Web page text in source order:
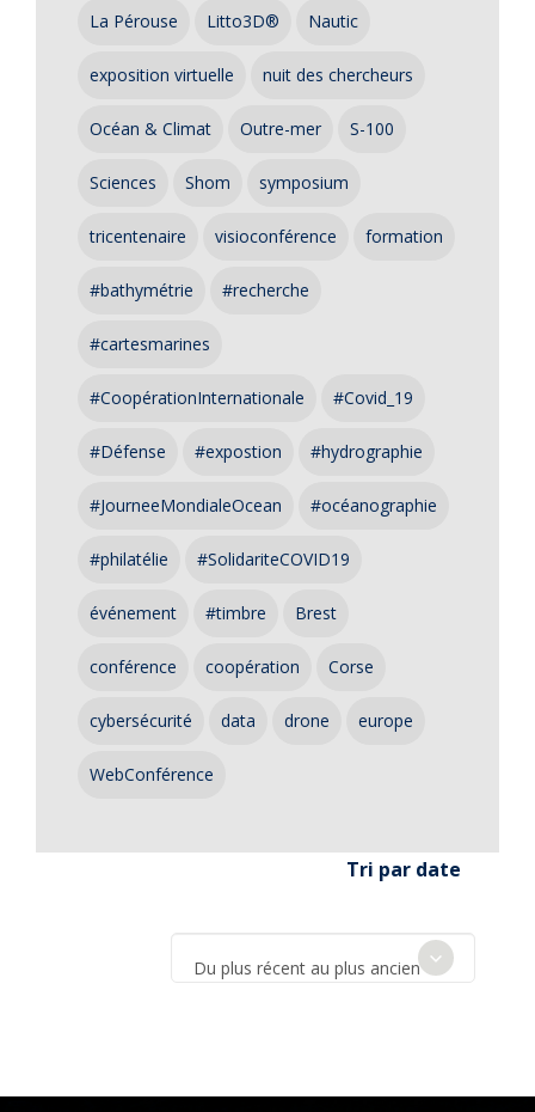
La Pérouse Litto3D® Nautic
exposition virtuelle nuit des chercheurs
Océan & Climat Outre-mer S-100
Sciences Shom symposium
tricentenaire visioconférence formation
#bathymétrie #recherche
#cartesmarines
#CoopérationInternationale #Covid_19
#Défense #expostion #hydrographie
#JourneeMondialeOcean #océanographie
#philatélie #SolidariteCOVID19
événement #timbre Brest
conférence coopération Corse
cybersécurité data drone europe
WebConférence
Tri par date
Du plus récent au plus ancien